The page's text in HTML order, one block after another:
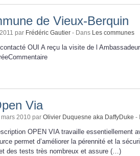
de Vieux-Berquin
par Frédéric Gautier - Dans Les communes
OUI A reçu la visite de l
Via
2010 par Olivier Duquesne aka DaffyDuke -
OPEN VIA travaille essentiellement
permet d’améliorer la pérennité et la
des tests très nombreux et assure (…)